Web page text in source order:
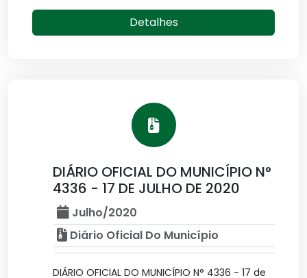
Detalhes
DIÁRIO OFICIAL DO MUNICÍPIO N°
4336 - 17 DE JULHO DE 2020
Julho/2020
Diário Oficial Do Município
DIÁRIO OFICIAL DO MUNICÍPIO N° 4336 - 17 de